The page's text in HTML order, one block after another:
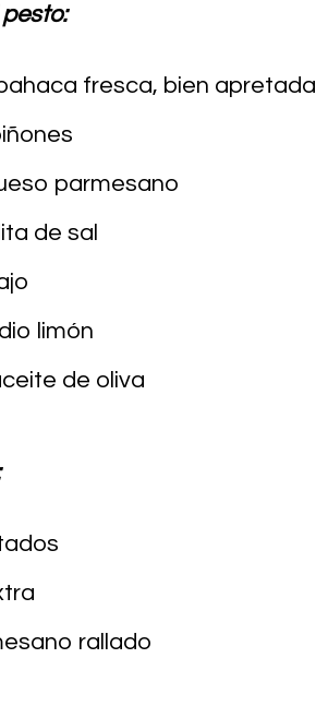
fresca, bien apretada
parmesano
de sal
limón
de oliva
rallado